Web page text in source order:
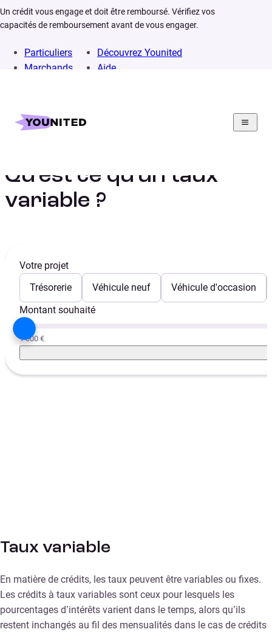
Un crédit vous engage et doit être remboursé. Vérifiez vos
capacités de remboursement avant de vous engager.
Particuliers
Marchands
Découvrez Younited
Aide
Home
Qu’est ce qu’un taux
variable ?
Votre projet
Trésorerie
Véhicule neuf
Véhicule d'occasion
Montant souhaité
1 000 €
Taux variable
En matière de crédits, les taux peuvent être variables ou fixes.
Les crédits à taux variables sont ceux pour lesquels les
pourcentages d’intérêts varient dans le temps, alors qu’ils
restent inchangés au fil des mensualités dans le cas de crédits